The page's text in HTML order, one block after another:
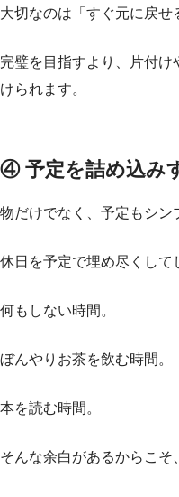
大切なのは「すぐ元に戻せ
完璧を目指すより、片付
けられます。
④ 予定を詰め込み
物だけでなく、予定もシン
休日を予定で埋め尽くして
何もしない時間。
ぼんやりお茶を飲む時間。
本を読む時間。
そんな余白があるからこそ